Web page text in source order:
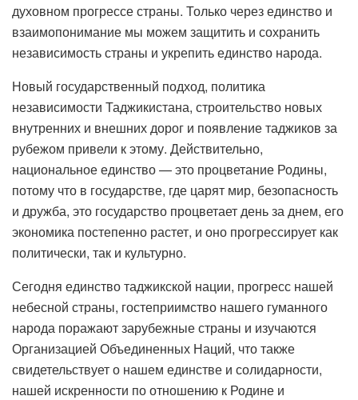
духовном прогрессе страны. Только через единство и
взаимопонимание мы можем защитить и сохранить
независимость страны и укрепить единство народа.
Новый государственный подход, политика
независимости Таджикистана, строительство новых
внутренних и внешних дорог и появление таджиков за
рубежом привели к этому. Действительно,
национальное единство — это процветание Родины,
потому что в государстве, где царят мир, безопасность
и дружба, это государство процветает день за днем, его
экономика постепенно растет, и оно прогрессирует как
политически, так и культурно.
Сегодня единство таджикской нации, прогресс нашей
небесной страны, гостеприимство нашего гуманного
народа поражают зарубежные страны и изучаются
Организацией Объединенных Наций, что также
свидетельствует о нашем единстве и солидарности,
нашей искренности по отношению к Родине и